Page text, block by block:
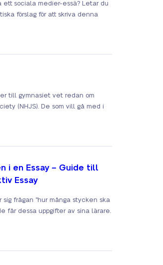
ett sociala medier-essä? Letar du
förslag för att skriva denna
till gymnasiet vet redan om
(NHJS). De som vill gå med i
i en Essay – Guide till
Essay
frågan "hur många stycken ska
får dessa uppgifter av sina lärare.